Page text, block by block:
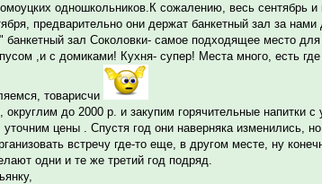
одношкольников.К сожалению, весь сентябрь
предварительно они держат банкетный зал за
зал Соколовки- самое подходящее место
,и с домиками! Кухня- супер! Места много, есть где
товарисчи
до 2000 р. и закупим горячительные напитки с
цены . Спустя год они наверняка изменились,
встречу где-то еще, в другом месте, ну
одни и те же третий год подряд.